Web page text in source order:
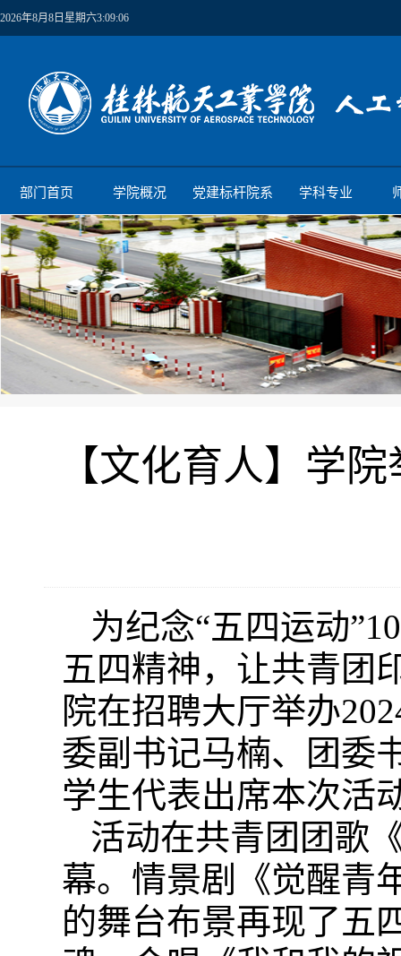
2026年8月8日星期六3:09:07
部门首页 学院概况 党建标杆院系 学科专业
【文化育人】学
为纪念“五四运动
五四精神，让共青团
院在招聘大厅举办
委副书记马楠、团委
学生代表出席本次活
活动在共青团团歌
幕。情景剧《觉醒青
的舞台布景再现了五